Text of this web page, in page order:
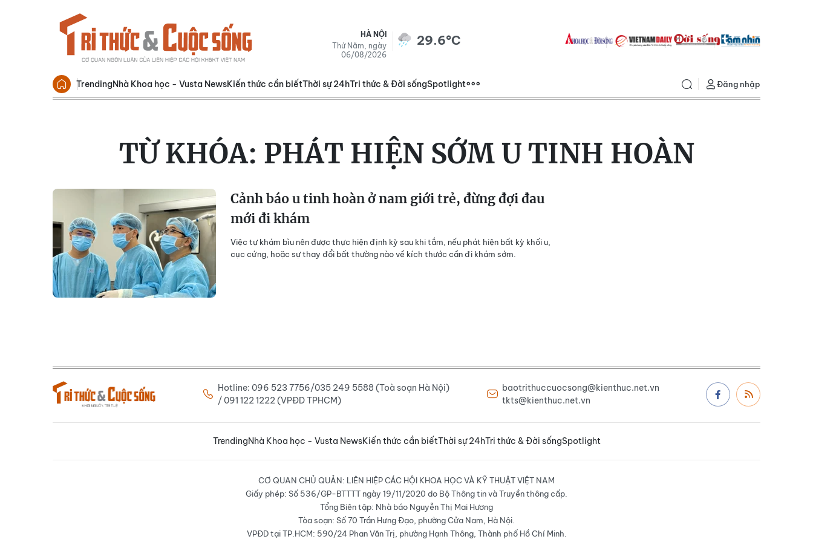
HÀ NỘI
Thứ Năm, ngày
06/08/2026
29.6°C
TrendingNhà Khoa học - Vusta NewsKiến thức cần biếtThời sự 24hTri thức & Đời sốngSpotlight Đăng nhập
TỪ KHÓA: PHÁT HIỆN SỚM U TINH HOÀN
Cảnh báo u tinh hoàn ở nam giới trẻ, đừng đợi đau
mới đi khám
Việc tự khám bìu nên được thực hiện định kỳ sau khi tắm, nếu phát hiện bất kỳ khối u,
cục cứng, hoặc sự thay đổi bất thường nào về kích thước cần đi khám sớm.
Hotline: 096 523 7756/035 249 5588 (Toà soạn Hà Nội)
/ 091 122 1222 (VPĐD TPHCM)
baotrithuccuocsong@kienthuc.net.vn
tkts@kienthuc.net.vn
TrendingNhà Khoa học - Vusta NewsKiến thức cần biếtThời sự 24hTri thức & Đời sốngSpotlight
CƠ QUAN CHỦ QUẢN: LIÊN HIỆP CÁC HỘI KHOA HỌC VÀ KỸ THUẬT VIỆT NAM
Giấy phép: Số 536/GP-BTTTT ngày 19/11/2020 do Bộ Thông tin và Truyền thông cấp.
Tổng Biên tập: Nhà báo Nguyễn Thị Mai Hương
Tòa soạn: Số 70 Trần Hưng Đạo, phường Cửa Nam, Hà Nội.
VPĐD tại TP.HCM: 590/24 Phan Văn Trị, phường Hạnh Thông, Thành phố Hồ Chí Minh.